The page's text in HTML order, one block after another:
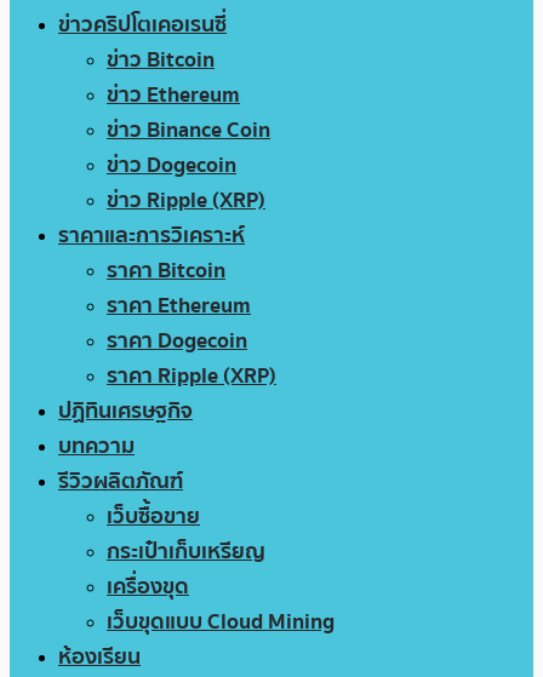
ข่าวคริปโตเคอเรนซี่
ข่าว Bitcoin
ข่าว Ethereum
ข่าว Binance Coin
ข่าว Dogecoin
ข่าว Ripple (XRP)
ราคาและการวิเคราะห์
ราคา Bitcoin
ราคา Ethereum
ราคา Dogecoin
ราคา Ripple (XRP)
ปฏิทินเศรษฐกิจ
บทความ
รีวิวผลิตภัณฑ์
เว็บซื้อขาย
กระเป๋าเก็บเหรียญ
เครื่องขุด
เว็บขุดแบบ Cloud Mining
ห้องเรียน